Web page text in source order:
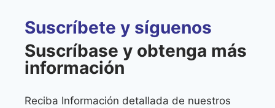
Suscríbete y síguenos
Suscríbase y obtenga más
información
Reciba Información detallada de nuestros